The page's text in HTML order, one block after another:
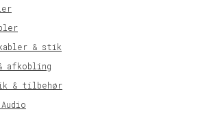
& stik
afkobling
& tilbehør